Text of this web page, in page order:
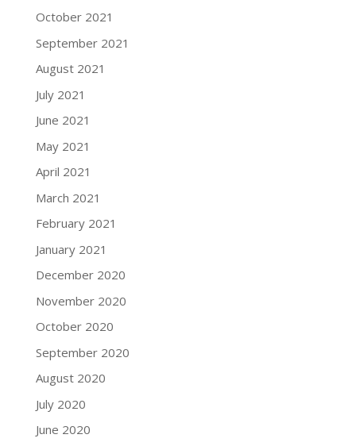
October 2021
September 2021
August 2021
July 2021
June 2021
May 2021
April 2021
March 2021
February 2021
January 2021
December 2020
November 2020
October 2020
September 2020
August 2020
July 2020
June 2020